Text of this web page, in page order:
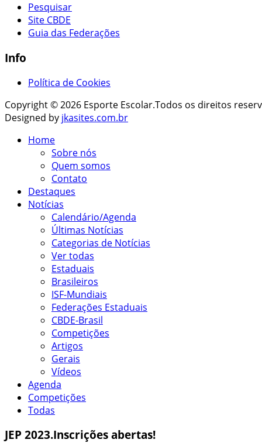
Pesquisar
Site CBDE
Guia das Federações
Info
Política de Cookies
Copyright © 2026 Esporte Escolar.Todos os direitos
Designed by jkasites.com.br
Home
Sobre nós
Quem somos
Contato
Destaques
Notícias
Calendário/Agenda
Últimas Notícias
Categorias de Notícias
Ver todas
Estaduais
Brasileiros
ISF-Mundiais
Federações Estaduais
CBDE-Brasil
Competições
Artigos
Gerais
Vídeos
Agenda
Competições
Todas
JEP 2023.Inscrições abertas!